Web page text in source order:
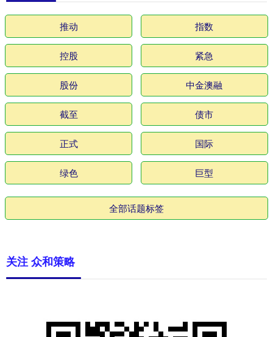
推动 指数
控股 紧急
股份 中金澳融
截至 债市
正式 国际
绿色 巨型
全部话题标签
关注 众和策略